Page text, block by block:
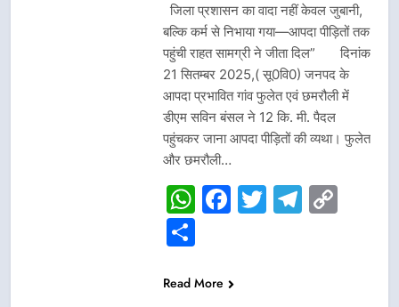
जिला प्रशासन का वादा नहीं केवल जुबानी,
बल्कि कर्म से निभाया गया—आपदा पीड़ितों तक
पहुंची राहत सामग्री ने जीता दिल” दिनांक
21 सितम्बर 2025,( सू0वि0) जनपद के
आपदा प्रभावित गांव फुलेत एवं छमरौली में
डीएम सविन बंसल ने 12 कि. मी. पैदल
पहुंचकर जाना आपदा पीड़ितों की व्यथा। फुलेत
और छमरौली…
WhatsApp
Facebook
Twitter
Share
Read More